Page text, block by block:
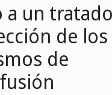
a un
de los
de